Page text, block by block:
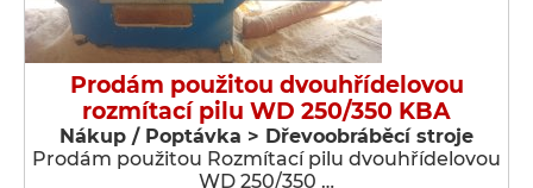
Prodám použitou dvouhřídelovou
rozmítací pilu WD 250/350 KBA
Nákup / Poptávka > Dřevoobráběcí stroje
Prodám použitou Rozmítací pilu dvouhřídelovou
WD 250/350 …